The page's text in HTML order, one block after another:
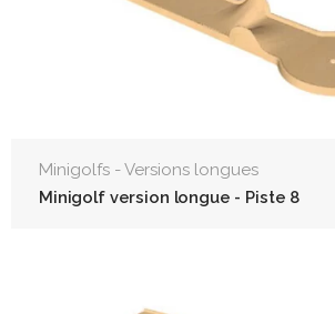
Minigolfs - Versions longues
Minigolf version longue - Piste 8